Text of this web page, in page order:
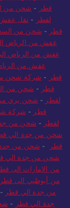
شحن من
قطر-شحن من
لقطر-نقل عفش
قطر- شحن من
عفش من الرياض
عفش من الرياض
عفش من
قطر- شركة شحن
قطر-شحن من
لقطر-شحن بري
قطر- شركة
لقطر - شحن من
شحن من جدة الي
قطر - شحن من
شحن من جدة الي
من الامارات الى
من أبوظبي الى قطر
من جدة الي قطر